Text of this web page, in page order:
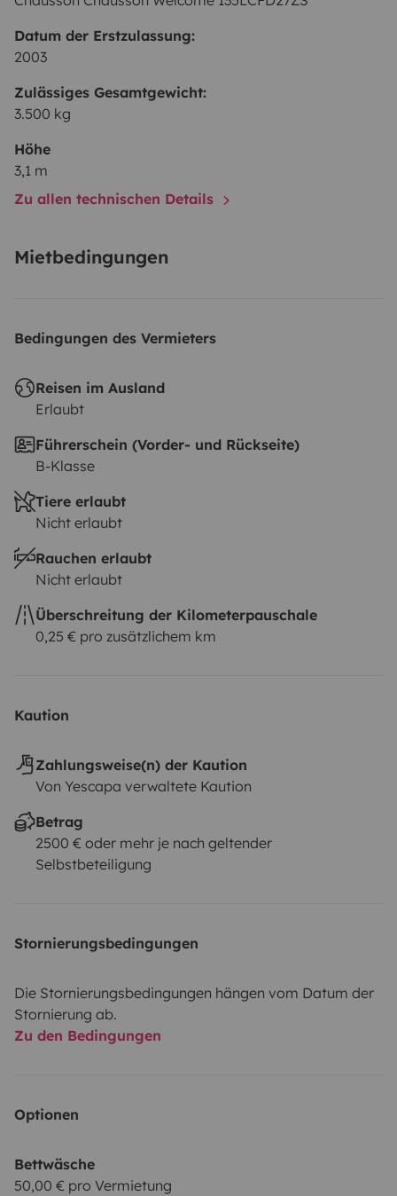
Datum der Erstzulassung:
2003
Zulässiges Gesamtgewicht:
3.500 kg
Höhe
3,1 m
Zu allen technischen Details
Mietbedingungen
Bedingungen des Vermieters
Reisen im Ausland
Erlaubt
Führerschein (Vorder- und Rückseite)
B-Klasse
Tiere erlaubt
Nicht erlaubt
Rauchen erlaubt
Nicht erlaubt
Überschreitung der Kilometerpauschale
0,25 € pro zusätzlichem km
Kaution
Zahlungsweise(n) der Kaution
Von Yescapa verwaltete Kaution
Betrag
2500 € oder mehr je nach geltender
Selbstbeteiligung
Stornierungsbedingungen
Die Stornierungsbedingungen hängen vom Datum der
Stornierung ab.
Zu den Bedingungen
Optionen
Bettwäsche
50,00 € pro Vermietung